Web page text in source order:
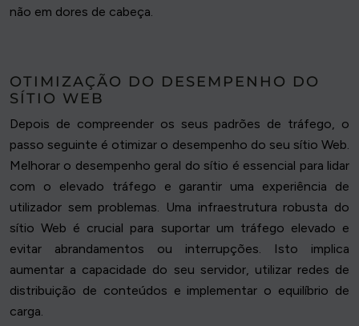
não em dores de cabeça.
OTIMIZAÇÃO DO DESEMPENHO DO
SÍTIO WEB
Depois de compreender os seus padrões de tráfego, o
passo seguinte é otimizar o desempenho do seu sítio Web.
Melhorar o desempenho geral do sítio é essencial para lidar
com o elevado tráfego e garantir uma experiência de
utilizador sem problemas. Uma infraestrutura robusta do
sítio Web é crucial para suportar um tráfego elevado e
evitar abrandamentos ou interrupções. Isto implica
aumentar a capacidade do seu servidor, utilizar redes de
distribuição de conteúdos e implementar o equilíbrio de
carga.